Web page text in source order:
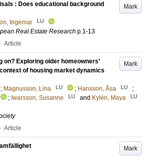
Mark
: Does educational background
Ingemar LU
Real Estate Research p.1-13
Article
Mark
on? Exploring older homeowners’
of housing market dynamics
; Magnusson, Lina LU ; Hansson, Åsa LU
;
; Iwarsson, Susanne LU and Kylén, Maya LU
Article
Mark